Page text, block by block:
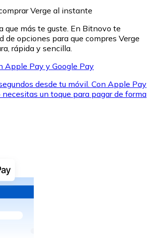
con efectivo en tu tienda más
efectivo
SEPA
Verge al instante
que más te guste. En Bitnovo te
de opciones para que compres Verge
rápida y sencilla.
Apple Pay y Google Pay
desde tu móvil. Con Apple Pay
necesitas un toque para pagar de forma